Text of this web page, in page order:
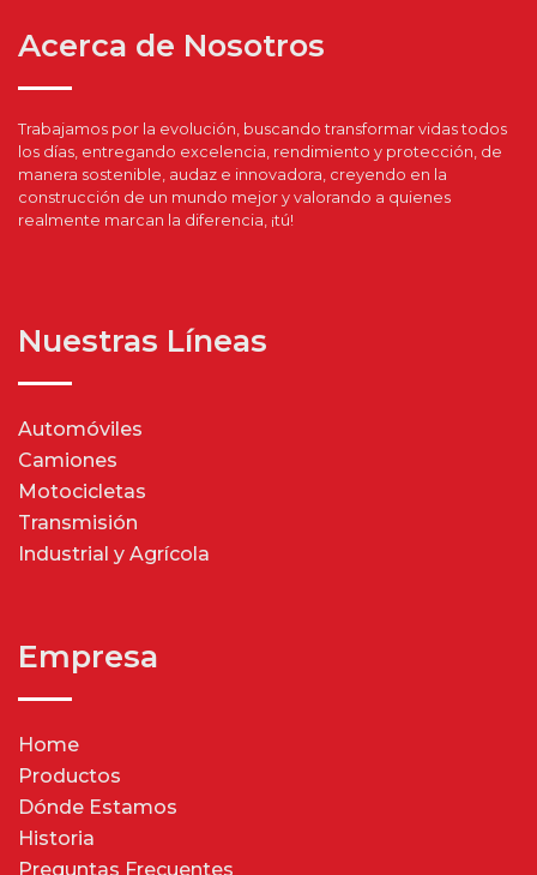
Acerca de Nosotros
Trabajamos por la evolución, buscando transformar vidas todos
los días, entregando excelencia, rendimiento y protección, de
manera sostenible, audaz e innovadora, creyendo en la
construcción de un mundo mejor y valorando a quienes
realmente marcan la diferencia, ¡tú!
Nuestras Líneas
Automóviles
Camiones
Motocicletas
Transmisión
Industrial y Agrícola
Empresa
Home
Productos
Dónde Estamos
Historia
Preguntas Frecuentes